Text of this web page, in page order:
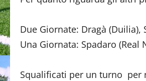
Due Giornate: Dragà (Duilia),
Una Giornata: Spadaro (Real
Squalificati per un turno per